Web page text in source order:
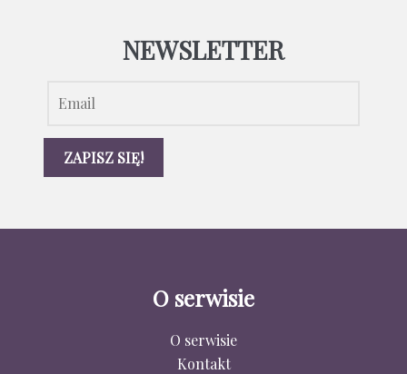
NEWSLETTER
O serwisie
O serwisie
Kontakt